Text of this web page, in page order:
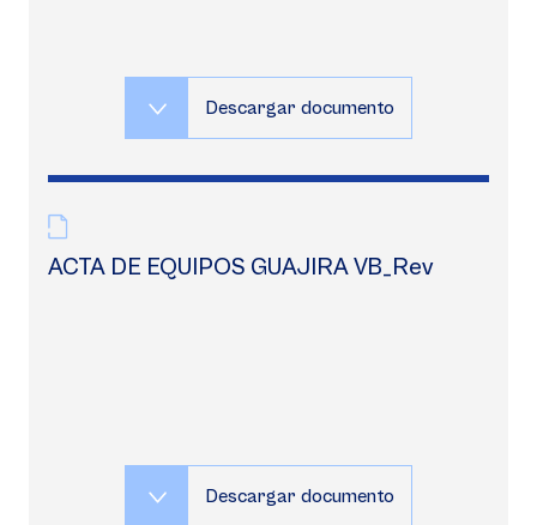
Descargar documento
ACTA DE EQUIPOS GUAJIRA VB_Rev
Descargar documento